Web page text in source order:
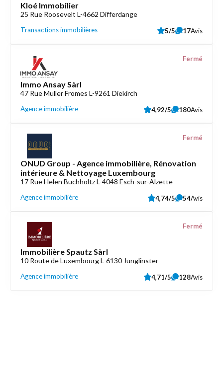
Kloé Immobilier
25 Rue Roosevelt L-4662 Differdange
Transactions immobilières 5/5 17Avis
Immo Ansay Sàrl
47 Rue Muller Fromes L-9261 Diekirch
Agence immobilière
Fermé
4,92/5 180Avis
ONUD Group - Agence immobilière, Rénovation
intérieure & Nettoyage Luxembourg
17 Rue Helen Buchholtz L-4048 Esch-sur-Alzette
Agence immobilière
Fermé
4,74/5 54Avis
Immobilière Spautz Sàrl
10 Route de Luxembourg L-6130 Junglinster
Agence immobilière
Fermé
4,71/5 128Avis